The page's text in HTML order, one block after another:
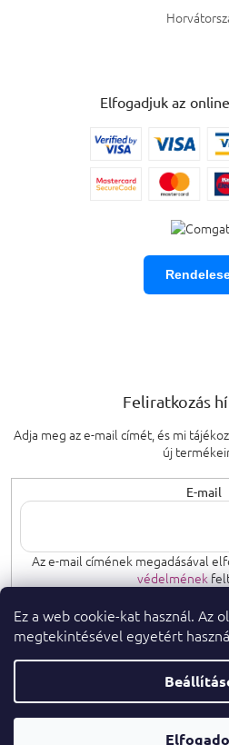
Ez a web cookie-kat használ. Az
megtekintésével egyetért
Elfogadjuk az
Feliratkozás
Adja meg az e-mail címét, és mi
új
E-mail
Az e-mail címének megadásával
védelmének
Shoptet
Copyright 2026